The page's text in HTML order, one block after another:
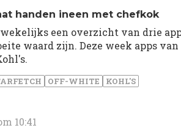
handen ineen met chefkok
een overzicht van drie
waard zijn. Deze week apps van
OFF-WHITE
KOHL'S
10:41